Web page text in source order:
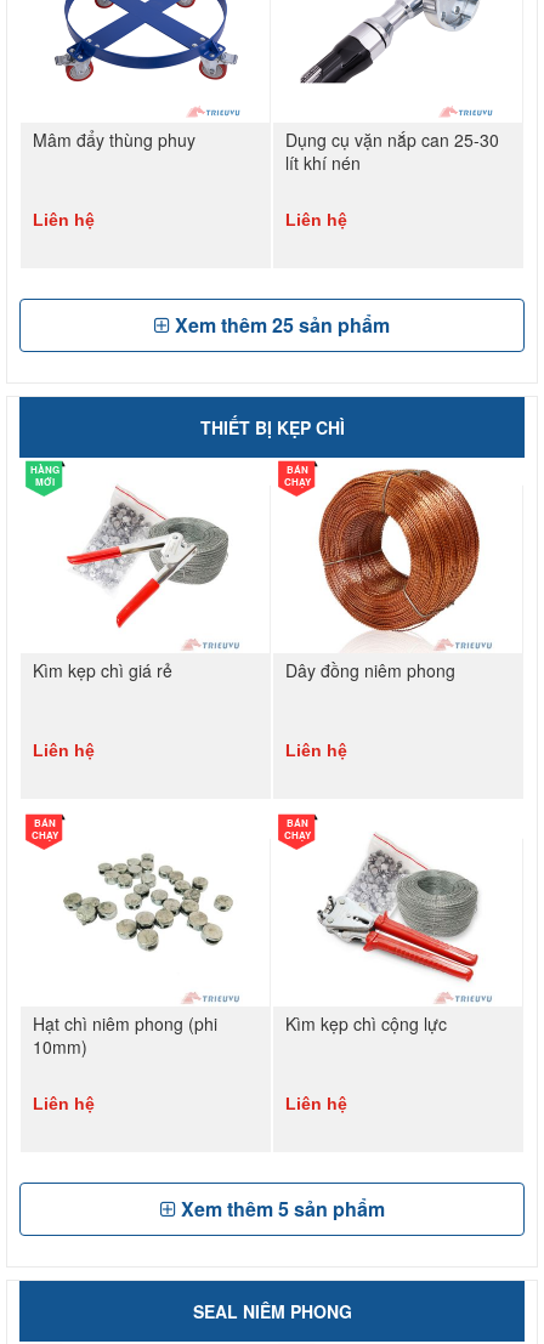
Mâm đẩy thùng phuy
Liên hệ
Dụng cụ vặn nắp can 25-30
lít khí nén
Liên hệ
Xem thêm25sản phẩm
THIẾT BỊ KẸP CHÌ
HÀNG
MỚI
Kìm kẹp chì giá rẻ
Liên hệ
BÁN
CHẠY
Dây đồng niêm phong
Liên hệ
BÁN
CHẠY
Hạt chì niêm phong (phi
10mm)
Liên hệ
BÁN
CHẠY
Kìm kẹp chì cộng lực
Liên hệ
Xem thêm5sản phẩm
SEAL NIÊM PHONG